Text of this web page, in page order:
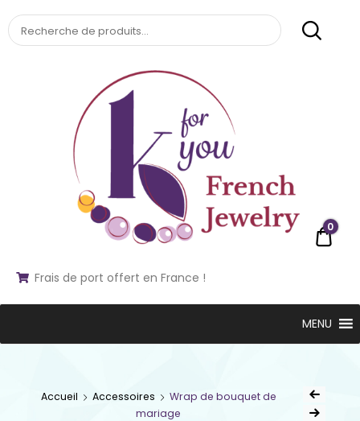
KFORYOU
Frais de port offert en France !
0
MENU
Accueil Accessoires
Wrap de bouquet de
mariage